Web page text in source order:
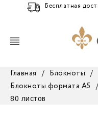
Бесплатная
Главная / Блокноты /
Блокноты формата А5
/
80 листов